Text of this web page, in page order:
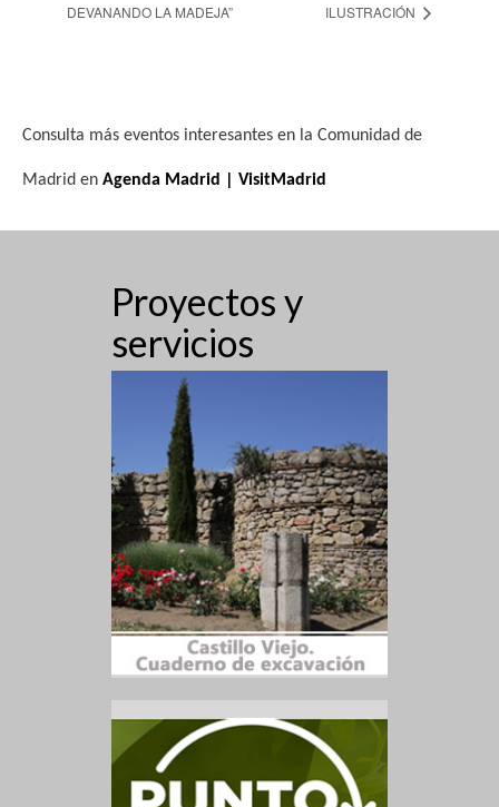
DEVANANDO LA MADEJA”
ILUSTRACIÓN
Consulta más eventos interesantes en la Comunidad de
Madrid en Agenda Madrid | VisitMadrid
Proyectos y
servicios